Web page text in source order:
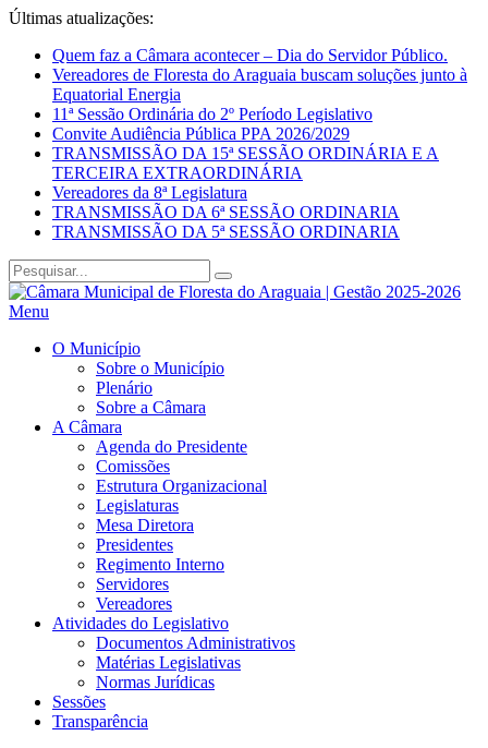
Últimas atualizações:
Quem faz a Câmara acontecer – Dia do Servidor Público.
Vereadores de Floresta do Araguaia buscam soluções junto à
Equatorial Energia
11ª Sessão Ordinária do 2º Período Legislativo
Convite Audiência Pública PPA 2026/2029
TRANSMISSÃO DA 15ª SESSÃO ORDINÁRIA E A
TERCEIRA EXTRAORDINÁRIA
Vereadores da 8ª Legislatura
TRANSMISSÃO DA 6ª SESSÃO ORDINARIA
TRANSMISSÃO DA 5ª SESSÃO ORDINARIA
Menu
O Município
Sobre o Município
Plenário
Sobre a Câmara
A Câmara
Agenda do Presidente
Comissões
Estrutura Organizacional
Legislaturas
Mesa Diretora
Presidentes
Regimento Interno
Servidores
Vereadores
Atividades do Legislativo
Documentos Administrativos
Matérias Legislativas
Normas Jurídicas
Sessões
Transparência